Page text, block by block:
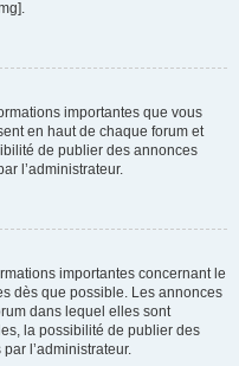
importantes que vous
en haut de chaque forum et
de publier des annonces
l’administrateur.
importantes concernant le
dès que possible. Les annonces
dans lequel elles sont
la possibilité de publier des
l’administrateur.